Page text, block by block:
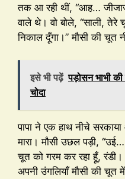
तक आ रही थीं, “आह…
वाले थे। वो बोले, “साली,
निकाल दूँगा।” मौसी की चूत
इसे भी पढ़ें पड़ोसन भाभी की
चोदा
पापा ने एक हाथ नीचे
मारा। मौसी उछल पड़ी, “उई…
चूत को गरम कर रहा हूँ,
अपनी उंगलियाँ मौसी की चूत